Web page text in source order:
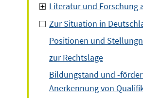
Literatur und Forschung
Zur Situation in
Positionen und
zur Rechtslage
Bildungstand und -
Anerkennung von